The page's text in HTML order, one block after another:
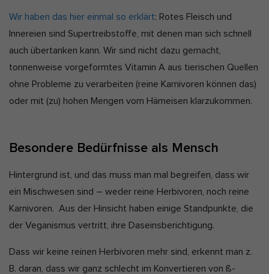
Wir haben das hier einmal so erklärt: Rotes Fleisch und
Innereien sind Supertreibstoffe, mit denen man sich schnell
auch übertanken kann. Wir sind nicht dazu gemacht,
tonnenweise vorgeformtes Vitamin A aus tierischen Quellen
ohne Probleme zu verarbeiten (reine Karnivoren können das)
oder mit (zu) hohen Mengen vom Hämeisen klarzukommen.
Besondere Bedürfnisse als Mensch
Hintergrund ist, und das muss man mal begreifen, dass wir
ein Mischwesen sind – weder reine Herbivoren, noch reine
Karnivoren. Aus der Hinsicht haben einige Standpunkte, die
der Veganismus vertritt, ihre Daseinsberichtigung.
Dass wir keine reinen Herbivoren mehr sind, erkennt man z.
B. daran, dass wir ganz schlecht im Konvertieren von ß-